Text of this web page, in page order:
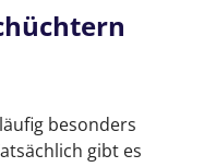
besonders
gibt es